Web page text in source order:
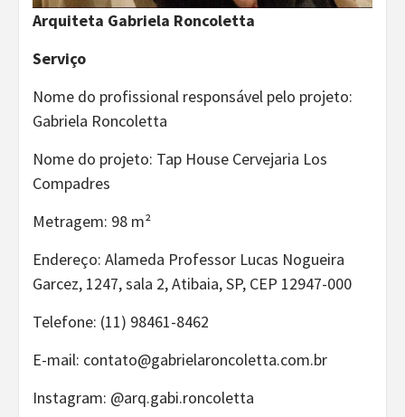
Arquiteta Gabriela Roncoletta
Serviço
Nome do profissional responsável pelo projeto:
Gabriela Roncoletta
Nome do projeto: Tap House Cervejaria Los
Compadres
Metragem: 98 m²
Endereço: Alameda Professor Lucas Nogueira
Garcez, 1247, sala 2, Atibaia, SP, CEP 12947-000
Telefone: (11) 98461-8462
E-mail: contato@gabrielaroncoletta.com.br
Instagram: @arq.gabi.roncoletta